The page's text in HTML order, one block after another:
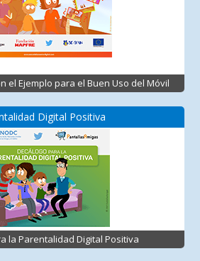
el Ejemplo para el Buen Uso del Móvil
Digital Positiva
la Parentalidad Digital Positiva